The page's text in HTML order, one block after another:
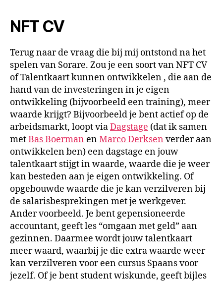
NFT CV
Terug naar de vraag die bij mij ontstond na het
spelen van Sorare. Zou je een soort van NFT CV
of Talentkaart kunnen ontwikkelen , die aan de
hand van de investeringen in je eigen
ontwikkeling (bijvoorbeeld een training), meer
waarde krijgt? Bijvoorbeeld je bent actief op de
arbeidsmarkt, loopt viaDagstage (dat ik samen
metBas Boerman enMarco Derksen verder aan
ontwikkelen ben) een dagstage en jouw
talentkaart stijgt in waarde, waarde die je weer
kan besteden aan je eigen ontwikkeling. Of
opgebouwde waarde die je kan verzilveren bij
de salarisbesprekingen met je werkgever.
Ander voorbeeld. Je bent gepensioneerde
accountant, geeft les “omgaan met geld” aan
gezinnen. Daarmee wordt jouw talentkaart
meer waard, waarbij je die extra waarde weer
kan verzilveren voor een cursus Spaans voor
jezelf. Of je bent student wiskunde, geeft bijles